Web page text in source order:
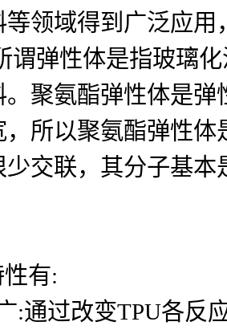
领域得到广泛应
谓弹性体是指玻璃
。聚氨酯弹性体是
所以聚氨酯弹性
少交联，其分子基
有:
过改变TPU各反